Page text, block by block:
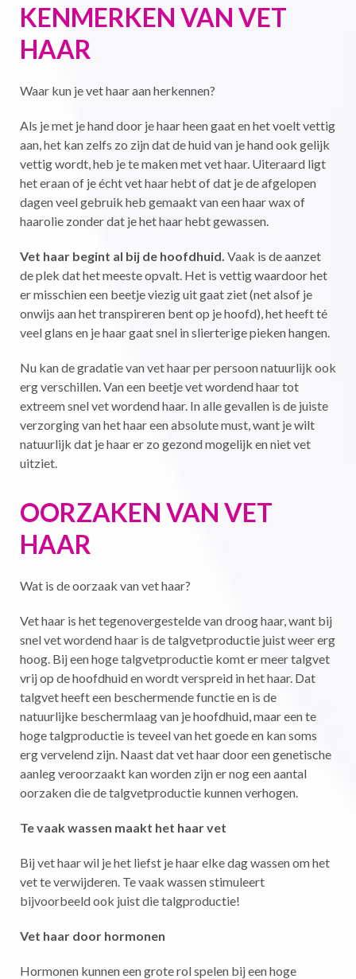
KENMERKEN VAN VET
HAAR
Waar kun je vet haar aan herkennen?
Als je met je hand door je haar heen gaat en het voelt vettig
aan, het kan zelfs zo zijn dat de huid van je hand ook gelijk
vettig wordt, heb je te maken met vet haar. Uiteraard ligt
het eraan of je écht vet haar hebt of dat je de afgelopen
dagen veel gebruik heb gemaakt van een haar wax of
haarolie zonder dat je het haar hebt gewassen.
Vet haar begint al bij de hoofdhuid. Vaak is de aanzet
de plek dat het meeste opvalt. Het is vettig waardoor het
er misschien een beetje viezig uit gaat ziet (net alsof je
onwijs aan het transpireren bent op je hoofd), het heeft té
veel glans en je haar gaat snel in slierterige pieken hangen.
Nu kan de gradatie van vet haar per persoon natuurlijk ook
erg verschillen. Van een beetje vet wordend haar tot
extreem snel vet wordend haar. In alle gevallen is de juiste
verzorging van het haar een absolute must, want je wilt
natuurlijk dat je haar er zo gezond mogelijk en niet vet
uitziet.
OORZAKEN VAN VET
HAAR
Wat is de oorzaak van vet haar?
Vet haar is het tegenovergestelde van droog haar, want bij
snel vet wordend haar is de talgvetproductie juist weer erg
hoog. Bij een hoge talgvetproductie komt er meer talgvet
vrij op de hoofdhuid en wordt verspreid in het haar. Dat
talgvet heeft een beschermende functie en is de
natuurlijke beschermlaag van je hoofdhuid, maar een te
hoge talgproductie is teveel van het goede en kan soms
erg vervelend zijn. Naast dat vet haar door een genetische
aanleg veroorzaakt kan worden zijn er nog een aantal
oorzaken die de talgvetproductie kunnen verhogen.
Te vaak wassen maakt het haar vet
Bij vet haar wil je het liefst je haar elke dag wassen om het
vet te verwijderen. Te vaak wassen stimuleert
bijvoorbeeld ook juist die talgproductie!
Vet haar door hormonen
Hormonen kunnen een grote rol spelen bij een hoge